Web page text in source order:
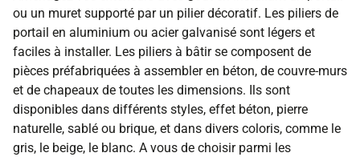
ou un muret supporté par un pilier décoratif. Les piliers de
portail en aluminium ou acier galvanisé sont légers et
faciles à installer. Les piliers à bâtir se composent de
pièces préfabriquées à assembler en béton, de couvre-murs
et de chapeaux de toutes les dimensions. Ils sont
disponibles dans différents styles, effet béton, pierre
naturelle, sablé ou brique, et dans divers coloris, comme le
gris, le beige, le blanc. A vous de choisir parmi les